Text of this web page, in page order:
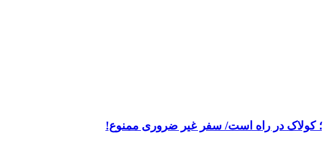
کولاک در راه است/ سفر غیر ضروری ممنوع!